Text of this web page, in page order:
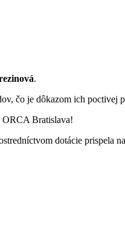
.
čo je dôkazom ich poctivej
ORCA Bratislava!
dotácie prispela na